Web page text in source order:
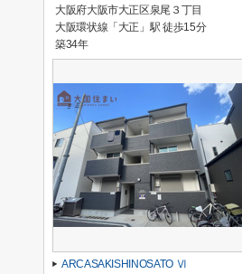
大阪府大阪市大正区泉尾３丁目
大阪環状線「大正」駅 徒歩15分
築34年
ARCASAKISHINOSATO Ⅵ